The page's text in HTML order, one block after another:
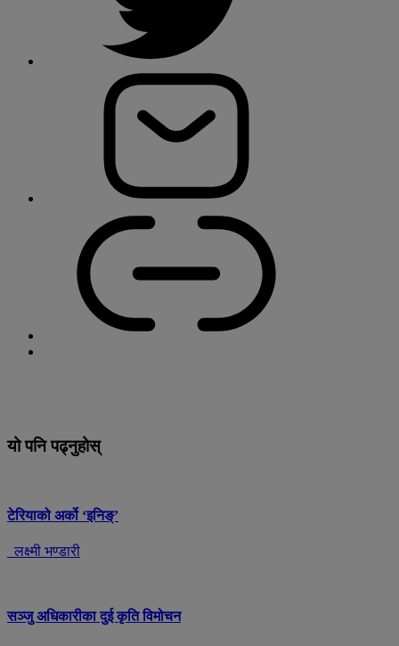
यो पनि पढ्नुहोस्
टेरियाको अर्को ‘इनिङ्’
लक्ष्मी भण्डारी
सञ्जु अधिकारीका दुई कृति विमोचन